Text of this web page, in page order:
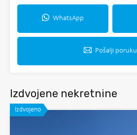
WhatsApp
Pošalji poruku
Izdvojene nekretnine
Izdvojeno